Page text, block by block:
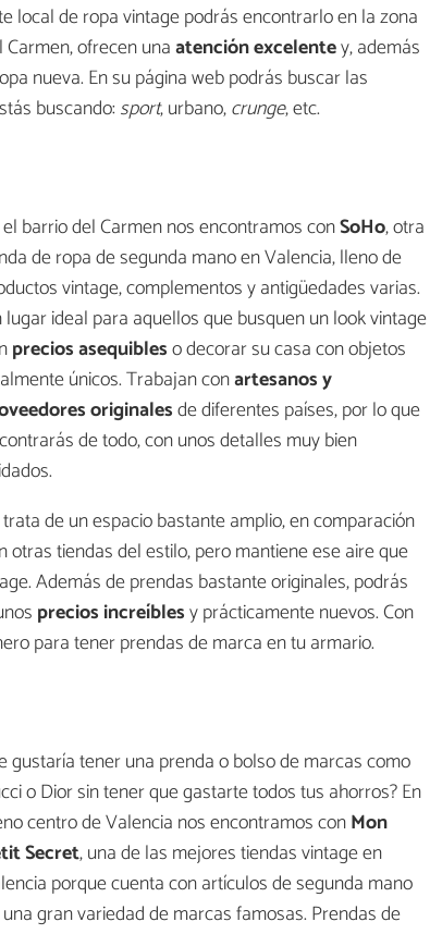
local de ropa vintage podrás encontrarlo en la zona
Carmen, ofrecen unaatención excelentey, además
nueva. En su página web podrás buscar las
buscando:sport, urbano,crunge, etc.
el barrio del Carmen nos encontramos conSoHo, otra
de ropa de segunda mano en Valencia, lleno de
vintage, complementos y antigüedades varias.
lugar ideal para aquellos que busquen un look vintage
precios asequibleso decorar su casa con objetos
únicos. Trabajan conartesanos y
originalesde diferentes países, por lo que
de todo, con unos detalles muy bien
de un espacio bastante amplio, en comparación
otras tiendas del estilo, pero mantiene ese aire que
Además de prendas bastante originales, podrás
precios increíblesy prácticamente nuevos. Con
para tener prendas de marca en tu armario.
gustaría tener una prenda o bolso de marcas como
o Dior sin tener que gastarte todos tus ahorros? En
centro de Valencia nos encontramos conMon
Secret, una de las mejores tiendas vintage en
porque cuenta con artículos de segunda mano
gran variedad de marcas famosas. Prendas de